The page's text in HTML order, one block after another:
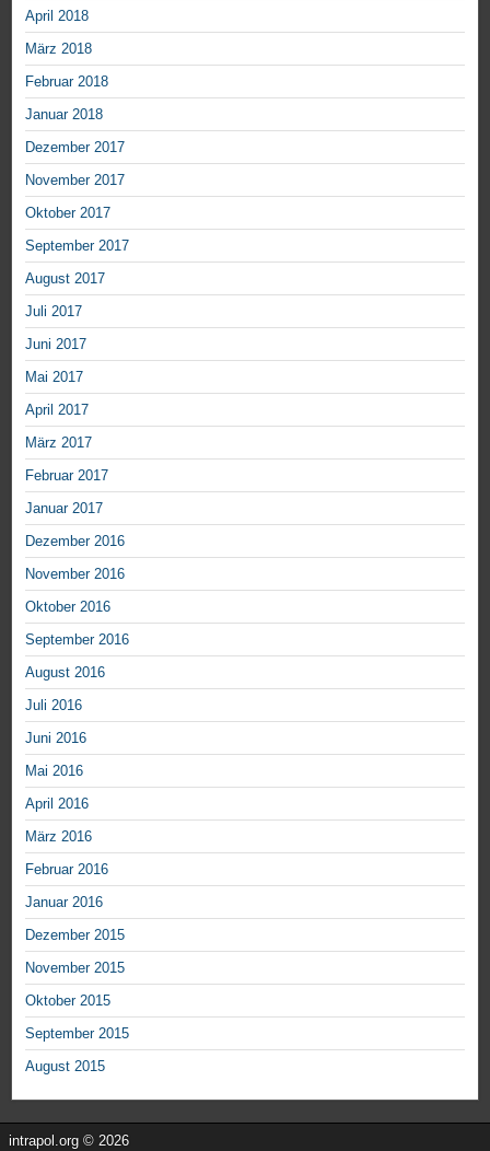
April 2018
März 2018
Februar 2018
Januar 2018
Dezember 2017
November 2017
Oktober 2017
September 2017
August 2017
Juli 2017
Juni 2017
Mai 2017
April 2017
März 2017
Februar 2017
Januar 2017
Dezember 2016
November 2016
Oktober 2016
September 2016
August 2016
Juli 2016
Juni 2016
Mai 2016
April 2016
März 2016
Februar 2016
Januar 2016
Dezember 2015
November 2015
Oktober 2015
September 2015
August 2015
intrapol.org © 2026